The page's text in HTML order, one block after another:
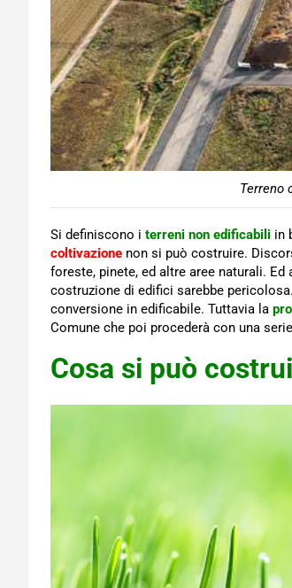
Terreno
Si definiscono i terreni non edificabili in
coltivazione non si può costruire.
foreste, pinete, ed altre aree naturali.
costruzione di edifici sarebbe
conversione in edificabile. Tuttavia la
Comune che poi procederà con una
Cosa si può